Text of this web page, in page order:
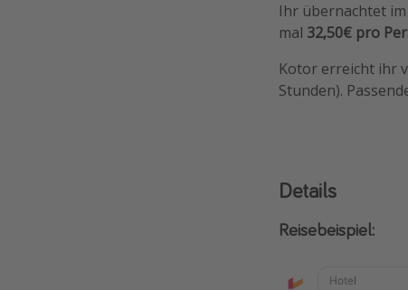
Ihr übernachtet
mal 32,50€ pro
Kotor erreicht ihr
Stunden).
Details
Reisebeispiel: